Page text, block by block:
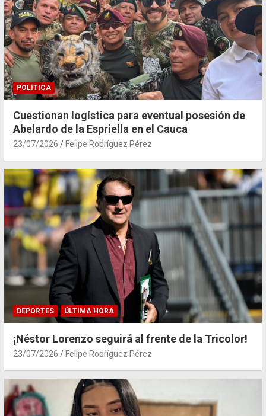
POLÍTICA
Cuestionan logística para eventual posesión de
Abelardo de la Espriella en el Cauca
23/07/2026 Felipe Rodríguez Pérez
DEPORTES ÚLTIMA HORA
¡Néstor Lorenzo seguirá al frente de la Tricolor!
23/07/2026 Felipe Rodríguez Pérez